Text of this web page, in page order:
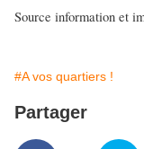
Source information et
#A vos quartiers !
Partager